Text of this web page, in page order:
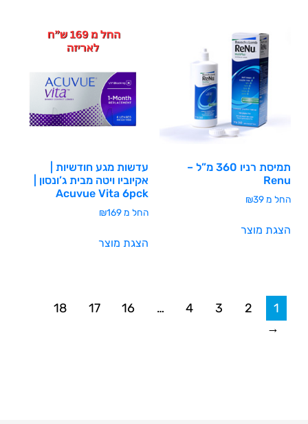
תמיסת רניו 360 מ”ל –
Renu
החל מ ₪39
הצגת מוצר
עדשות מגע חודשיות |
אקיוביו ויטה מבית ג’ונסון |
Acuvue Vita 6pck
החל מ ₪169
הצגת מוצר
1
2
3
4
…
16
17
18
←